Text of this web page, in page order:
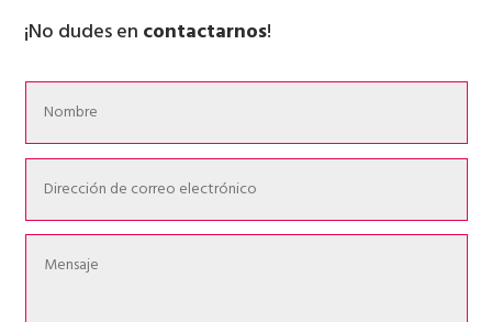
¡No dudes en contactarnos!